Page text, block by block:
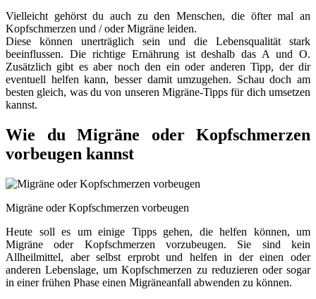
Vielleicht gehörst du auch zu den Menschen, die öfter mal an
Kopfschmerzen und / oder Migräne leiden.
Diese können unerträglich sein und die Lebensqualität stark
beeinflussen. Die richtige Ernährung ist deshalb das A und O.
Zusätzlich gibt es aber noch den ein oder anderen Tipp, der dir
eventuell helfen kann, besser damit umzugehen. Schau doch am
besten gleich, was du von unseren Migräne-Tipps für dich umsetzen
kannst.
Wie du Migräne oder Kopfschmerzen
vorbeugen kannst
Migräne oder Kopfschmerzen vorbeugen
Heute soll es um einige Tipps gehen, die helfen können, um
Migräne oder Kopfschmerzen vorzubeugen. Sie sind kein
Allheilmittel, aber selbst erprobt und helfen in der einen oder
anderen Lebenslage, um Kopfschmerzen zu reduzieren oder sogar
in einer frühen Phase einen Migräneanfall abwenden zu können.